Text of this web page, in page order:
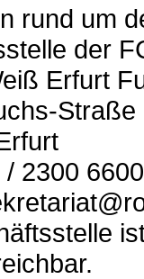
rund um
der
Erfurt
Straße
/ 2300 6600